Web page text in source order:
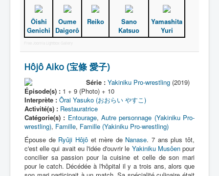
Ôishi
Genichi
Oume
Daigorô
Reiko
Sano
Katsuo
Yamashita
Yuri
Hôjô Aiko (宝條 愛子)
Série : Yakiniku Pro-wrestling(2019)
Épisode(s) : 1 + 9 (Photo) + 10
Interprète : Ôrai Yasuko (おおらい やすこ)
Activité(s) : Restauratrice
Catégorie(s) : Entourage,Autre personnage (Yakiniku Pro-
wrestling), Famille, Famille (Yakiniku Pro-wrestling)
Épouse de Ryûji Hôjôet mère de Nanase. 7 ans plus tôt,
c'est elle qui avait eu l'idée d'ouvrir le Yakiniku Musôenpour
concilier sa passion pour la cuisine et celle de son mari
pour le catch. Décédée à l'hôpital il y a trois ans, alors que